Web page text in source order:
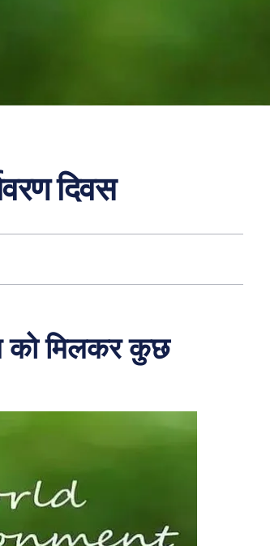
दिवस
को मिलकर कुछ